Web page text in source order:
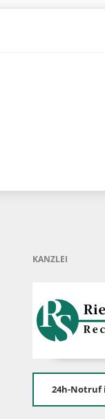
KANZLEI
24h-Notruf